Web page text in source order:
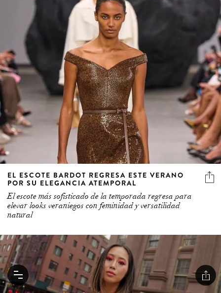
EL ESCOTE BARDOT REGRESA ESTE VERANO
POR SU ELEGANCIA ATEMPORAL
El escote más sofisticado de la temporada regresa para
elevar looks veraniegos con feminidad y versatilidad
natural